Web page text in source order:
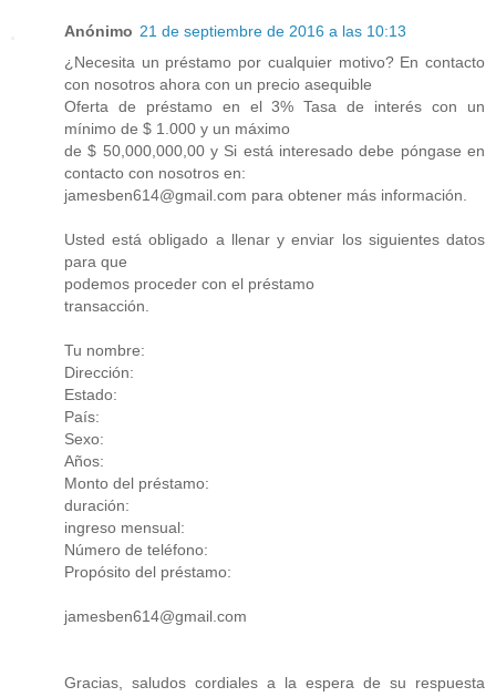
Anónimo 21 de septiembre de 2016 a las 10:13
¿Necesita un préstamo por cualquier motivo? En contacto
con nosotros ahora con un precio asequible
Oferta de préstamo en el 3% Tasa de interés con un
mínimo de $ 1.000 y un máximo
de $ 50,000,000,00 y Si está interesado debe póngase en
contacto con nosotros en:
jamesben614@gmail.com para obtener más información.
Usted está obligado a llenar y enviar los siguientes datos
para que
podemos proceder con el préstamo
transacción.
Tu nombre:
Dirección:
Estado:
País:
Sexo:
Años:
Monto del préstamo:
duración:
ingreso mensual:
Número de teléfono:
Propósito del préstamo:
jamesben614@gmail.com
Gracias, saludos cordiales a la espera de su respuesta